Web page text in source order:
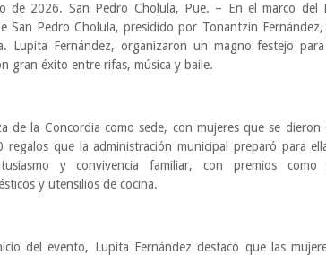
de 2026. San Pedro Cholula, Pue. – En el marco del
San Pedro Cholula, presidido por Tonantzin
Lupita Fernández, organizaron un magno festejo para
gran éxito entre rifas, música y baile.
de la Concordia como sede, con mujeres que se
regalos que la administración municipal preparó para
y convivencia familiar, con premios como
y utensilios de cocina.
del evento, Lupita Fernández destacó que las